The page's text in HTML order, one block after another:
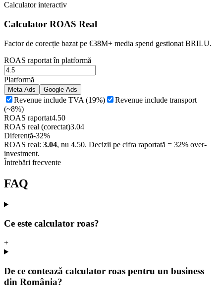
Calculator interactiv
Calculator ROAS Real
Factor de corecție bazat pe €38M+ media spend gestionat BRILU.
ROAS raportat în platformă
Platformă
Meta Ads Google Ads
Revenue include TVA (19%)
Revenue include transport
(~8%)
ROAS raportat4.50
ROAS real (corectat)3.04
Diferență-32%
ROAS real: 3.04, nu 4.50. Decizii pe cifra raportată = 32% over-
investment.
Întrebări frecvente
FAQ
Ce este calculator roas?
+
De ce contează calculator roas pentru un business
din România?